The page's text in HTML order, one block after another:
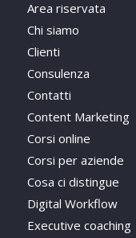
Area riservata
Chi siamo
Clienti
Consulenza
Contatti
Content Marketing
Corsi online
Corsi per aziende
Cosa ci distingue
Digital Workflow
Executive coaching